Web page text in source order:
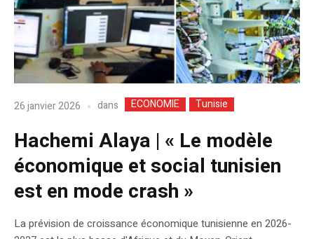
26 janvier 2026 dans ECONOMIE Tunisie
Hachemi Alaya | « Le modèle
économique et social tunisien
est en mode crash »
La prévision de croissance économique tunisienne en 2026-